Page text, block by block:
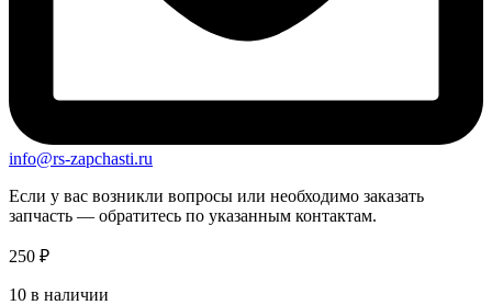
info@rs-zapchasti.ru
Если у вас возникли вопросы или необходимо заказать
запчасть — обратитесь по указанным контактам.
250 ₽
10 в наличии